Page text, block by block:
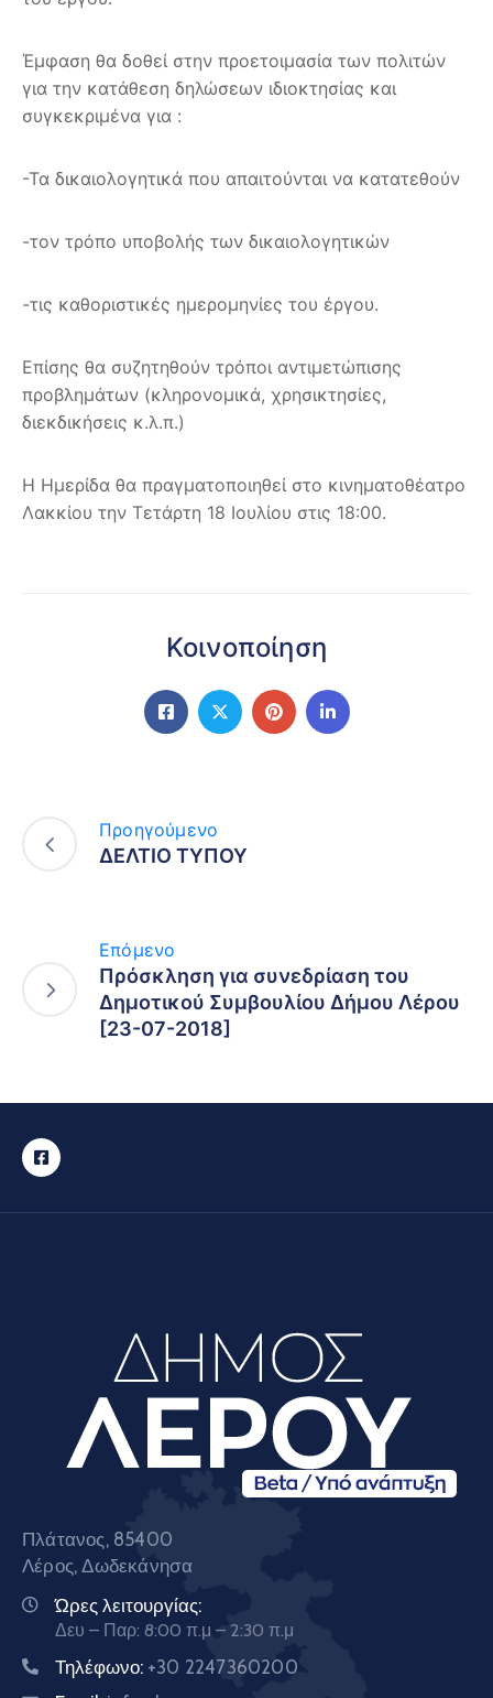
Έμφαση θα δοθεί στην προετοιμασία των πολιτών
για την κατάθεση δηλώσεων ιδιοκτησίας και
συγκεκριμένα για :
-Τα δικαιολογητικά που απαιτούνται να κατατεθούν
-τον τρόπο υποβολής των δικαιολογητικών
-τις καθοριστικές ημερομηνίες του έργου.
Επίσης θα συζητηθούν τρόποι αντιμετώπισης
προβλημάτων (κληρονομικά, χρησικτησίες,
διεκδικήσεις κ.λ.π.)
Η Ημερίδα θα πραγματοποιηθεί στο κινηματοθέατρο
Λακκίου την Τετάρτη 18 Ιουλίου στις 18:00.
Κοινοποίηση
Προηγούμενο
ΔΕΛΤΙΟ ΤΥΠΟΥ
Επόμενο
Πρόσκληση για συνεδρίαση του
Δημοτικού Συμβουλίου Δήμου Λέρου
[23-07-2018]
Πλάτανος, 85400
Λέρος, Δωδεκάνησα
Ώρες λειτουργίας:
Δευ – Παρ: 8:00 π.μ – 2:30 π.μ
Τηλέφωνο: +30 2247360200